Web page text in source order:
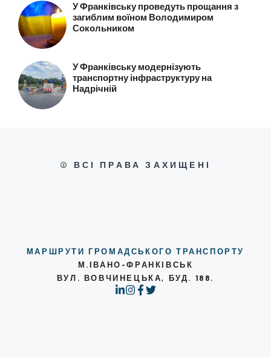
У Франківську проведуть прощання з
загиблим воїном Володимиром
Сокольником
У Франківську модернізують
транспортну інфраструктуру на
Надрічній
© ВСІ ПРАВА ЗАХИЩЕНІ
МАРШРУТИ ГРОМАДСЬКОГО ТРАНСПОРТУ
М.ІВАНО-ФРАНКІВСЬК
ВУЛ. ВОВЧИНЕЦЬКА, БУД. 188.